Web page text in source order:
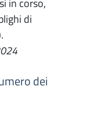
di
dei